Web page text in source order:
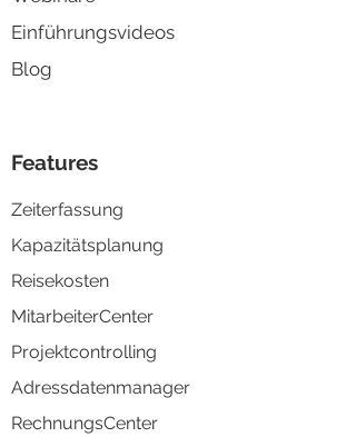
Einführungsvideos
Blog
Features
Zeiterfassung
Kapazitätsplanung
Reisekosten
MitarbeiterCenter
Projektcontrolling
Adressdatenmanager
RechnungsCenter